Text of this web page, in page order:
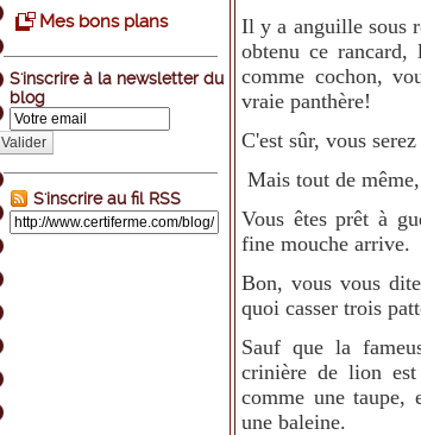
Mes bons plans
S'inscrire à la newsletter du
blog
Valider
S'inscrire au fil RSS
Il y a anguille sous
obtenu ce
comme cochon,
vraie panthère!
C'est sûr, vous
Mais tout de
Vous êtes prêt à
fine mouche arrive.
Bon, vous vous
quoi casser trois
Sauf que la
crinière de lion
comme une taupe,
une baleine.